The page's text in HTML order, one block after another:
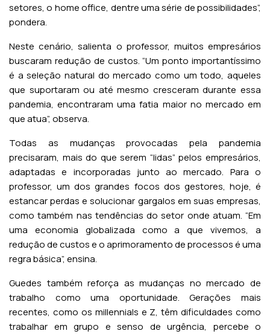
setores, o home office, dentre uma série de possibilidades”,
pondera.
Neste cenário, salienta o professor, muitos empresários
buscaram redução de custos. “Um ponto importantíssimo
é a seleção natural do mercado como um todo, aqueles
que suportaram ou até mesmo cresceram durante essa
pandemia, encontraram uma fatia maior no mercado em
que atua”, observa.
Todas as mudanças provocadas pela pandemia
precisaram, mais do que serem “lidas” pelos empresários,
adaptadas e incorporadas junto ao mercado. Para o
professor, um dos grandes focos dos gestores, hoje, é
estancar perdas e solucionar gargalos em suas empresas,
como também nas tendências do setor onde atuam. “Em
uma economia globalizada como a que vivemos, a
redução de custos e o aprimoramento de processos é uma
regra básica”, ensina.
Guedes também reforça as mudanças no mercado de
trabalho como uma oportunidade. Gerações mais
recentes, como os millennials e Z, têm dificuldades como
trabalhar em grupo e senso de urgência, percebe o